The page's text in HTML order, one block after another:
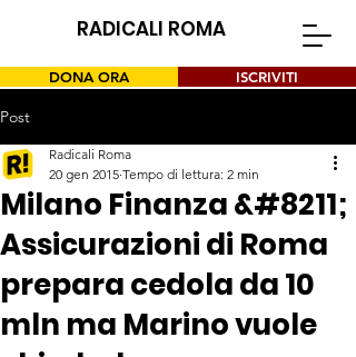
RADICALI ROMA
DONA ORA ISCRIVITI
Post
Milano Finanza &#8211;
Assicurazioni di Roma
prepara cedola da 10
mln ma Marino vuole
Radicali Roma
20 gen 2015 Tempo di lettura: 2 min